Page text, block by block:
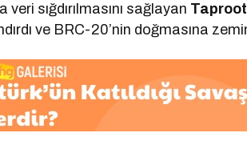
sığdırılmasını sağlayan
ve BRC-20’nin doğmasına